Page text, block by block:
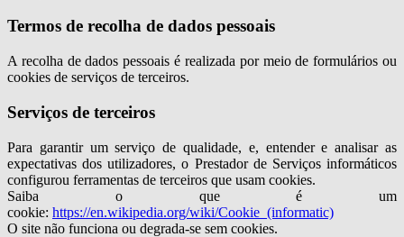
Termos de recolha de dados pessoais
A recolha de dados pessoais é realizada por meio de formulários ou
cookies de serviços de terceiros.
Serviços de terceiros
Para garantir um serviço de qualidade, e, entender e analisar as
expectativas dos utilizadores, o Prestador de Serviços informáticos
configurou ferramentas de terceiros que usam cookies.
Saiba o que é um
cookie: https://en.wikipedia.org/wiki/Cookie_(informatic)
O site não funciona ou degrada-se sem cookies.